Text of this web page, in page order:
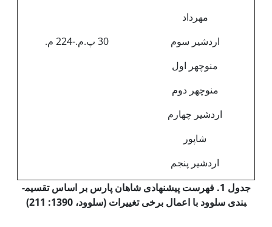
مهرداد
اردشیر سوم
منوچهر اول
منوچهر دوم
اردشیر چهارم
شاپور
اردشیر پنجم
30 پ.م.-224 م.
جدول 1. فهرست پیشنهادی شاهان پارس بر اساس تقسیم­
بندی سلوود با اعمال برخی تغییرات (سلوود، 1390: 211)